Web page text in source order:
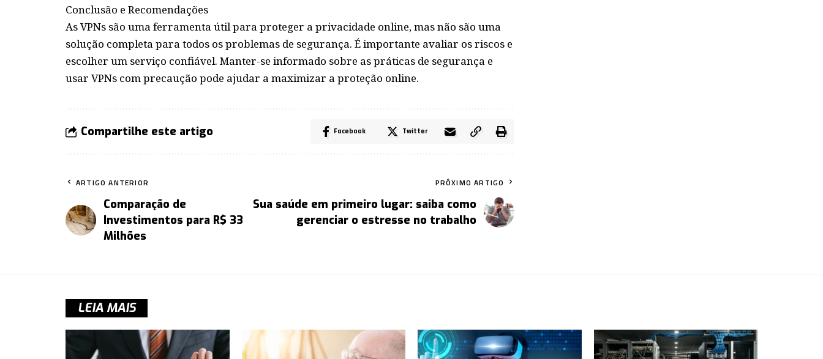
Conclusão e Recomendações
As VPNs são uma ferramenta útil para proteger a privacidade online, mas não são uma
solução completa para todos os problemas de segurança. É importante avaliar os riscos e
escolher um serviço confiável. Manter-se informado sobre as práticas de segurança e
usar VPNs com precaução pode ajudar a maximizar a proteção online.
Compartilhe este artigo Facebook Twitter
ARTIGO ANTERIOR
Comparação de
Investimentos para R$ 33
Milhões
PRÓXIMO ARTIGO
Sua saúde em primeiro lugar: saiba como
gerenciar o estresse no trabalho
LEIA MAIS